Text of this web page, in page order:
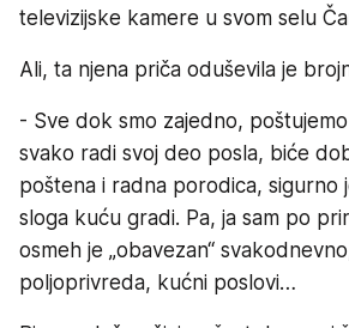
televizijske kamere u svom selu
Ali, ta njena priča oduševila je
- Sve dok smo zajedno,
svako radi svoj deo posla, biće
poštena i radna porodica, sigurno
sloga kuću gradi. Pa, ja sam po
osmeh je „obavezan“
poljoprivreda, kućni poslovi…